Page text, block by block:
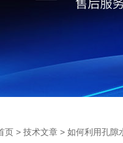
页 > 技术文章 > 如何利用孔隙